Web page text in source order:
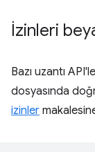
İzinleri
Bazı uzantı
dosyasında
izinler